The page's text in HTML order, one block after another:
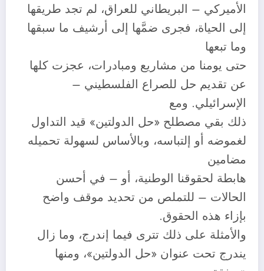
الأميركي – البريطاني للعراق، لم تجد طريقها
إلى الحياة، فجرى ضمَّها إلى أرشيف ما سبقها
وما تبعها
حتى يومنا من مشاريع ومبادرات، عجزت كلها
عن تقديم حل للصراع الفلسطيني –
الإسرائيلي. ومع
ذلك بقي مصطلح «حل الدولتين» قيد التداول
لغموضه أو إلتباسه، وبالأساس لسهولة تحميله
مضامين
هابطة لحقوقنا الوطنية، أو – في أحسن
الحالات – للتملص من تحديد موقف واضح
بإزاء هذه الحقوق.
والأمثلة على ذلك تترى فيما إندرج، وما زال
يندرج تحت عنوان «حل الدولتين»، ومنها